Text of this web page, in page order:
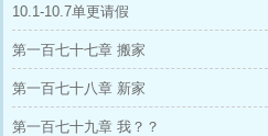
10.1-10.7单更请假
第一百七十七章 搬家
第一百七十八章 新家
第一百七十九章 我？？